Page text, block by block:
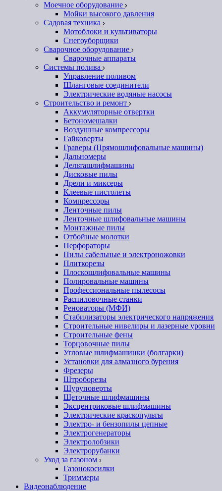
Моечное оборудование
Мойки высокого давления
Садовая техника
Мотоблоки и культиваторы
Снегоуборщики
Сварочное оборудование
Сварочные аппараты
Системы полива
Управление поливом
Шланговые соединители
Электрические водяные насосы
Строительство и ремонт
Аккумуляторные отвертки
Бетономешалки
Воздушные компрессоры
Гайковерты
Граверы (Прямошлифовальные машины)
Дальномеры
Дельташлифмашины
Дисковые пилы
Дрели и миксеры
Клеевые пистолеты
Компрессоры
Ленточные пилы
Ленточные шлифовальные машины
Монтажные пилы
Отбойные молотки
Перфораторы
Пилы сабельные и электроножовки
Плиткорезы
Плоскошлифовальные машины
Полировальные машины
Профессиональные пылесосы
Распиловочные станки
Реноваторы (МФИ)
Стабилизаторы электрического напряжения
Строительные нивелиры и лазерные уровни
Строительные фены
Торцовочные пилы
Угловые шлифмашинки (болгарки)
Установки для алмазного бурения
Фрезеры
Штроборезы
Шуруповерты
Щеточные шлифмашины
Эксцентриковые шлифмашины
Электрические краскопульты
Электро- и бензопилы цепные
Электрогенераторы
Электролобзики
Электрорубанки
Уход за газоном
Газонокосилки
Триммеры
Видеонаблюдение